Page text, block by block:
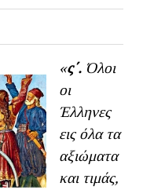
«ς΄. Όλοι
οι
Έλληνες
εις όλα τα
αξιώματα
και τιμάς,